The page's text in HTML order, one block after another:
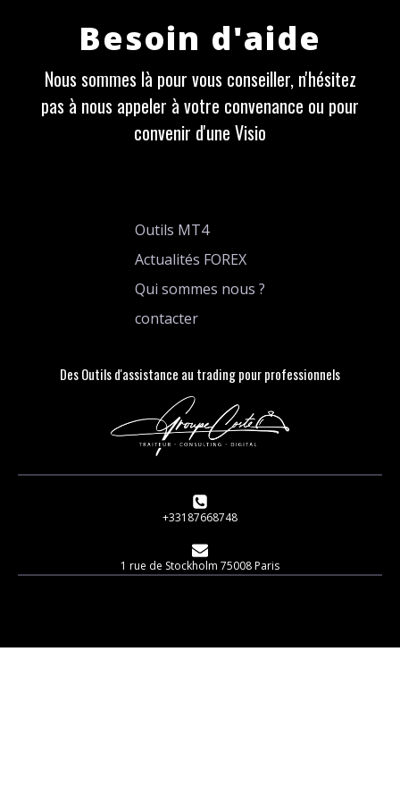
Besoin d'aide
Nous sommes là pour vous conseiller, n'hésitez
pas à nous appeler à votre convenance ou pour
convenir d'une Visio
Outils MT4
Actualités FOREX
Qui sommes nous ?
contacter
Des Outils d'assistance au trading pour professionnels
+33187668748
1 rue de Stockholm 75008 Paris